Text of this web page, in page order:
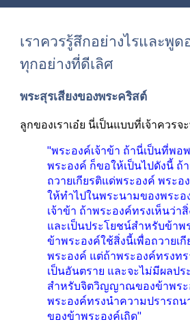
เราควรรู้สึกอย่างไรและพูด
ทุกอย่างที่ดีเลิศ
พระสุรเสียงของพระคริสต์
ลูกของเราเอ๋ย นี่เป็นแบบที่เจ้าควร
"พระองค์เจ้าข้า ถ้านี่เป็นที่พอ
พระองค์ ก็ขอให้เป็นไปดังนี้ ถ้
ถวายเกียรติแด่พระองค์ พระอ
ให้ทำไปในพระนามของพระอ
เจ้าข้า ถ้าพระองค์ทรงเห็นว่า
และเป็นประโยชน์สำหรับข้าพ
ข้าพระองค์ใช้สิ่งนี้เพื่อถวายเ
พระองค์ แต่ถ้าพระองค์ทรงท
เป็นอันตราย และจะไม่มีผลป
สำหรับจิตวิญญาณของข้าพร
พระองค์ทรงนำความปรารถน
ของข้าพระองค์เถิด"